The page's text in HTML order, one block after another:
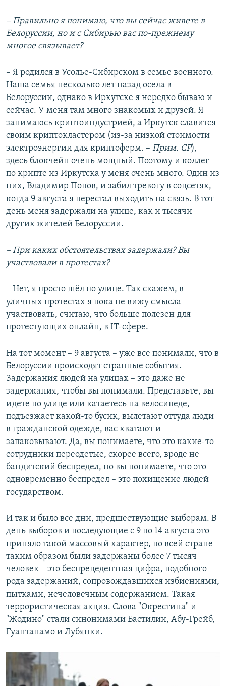
– Правильно я понимаю, что вы сейчас живете в
Белоруссии, но и с Сибирью вас по-прежнему
многое связывает?
– Я родился в Усолье-Сибирском в семье военного.
Наша семья несколько лет назад осела в
Белоруссии, однако в Иркутске я нередко бываю и
сейчас. У меня там много знакомых и друзей. Я
занимаюсь криптоиндустрией, а Иркутск славится
своим криптокластером (из-за низкой стоимости
электроэнергии для криптоферм. – Прим. СР),
здесь блокчейн очень мощный. Поэтому и коллег
по крипте из Иркутска у меня очень много. Один из
них, Владимир Попов, и забил тревогу в соцсетях,
когда 9 августа я перестал выходить на связь. В тот
день меня задержали на улице, как и тысячи
других жителей Белоруссии.
– При каких обстоятельствах задержали? Вы
участвовали в протестах?
– Нет, я просто шёл по улице. Так скажем, в
уличных протестах я пока не вижу смысла
участвовать, считаю, что больше полезен для
протестующих онлайн, в IT-сфере.
На тот момент – 9 августа – уже все понимали, что в
Белоруссии происходят странные события.
Задержания людей на улицах – это даже не
задержания, чтобы вы понимали. Представьте, вы
идете по улице или катаетесь на велосипеде,
подъезжает какой-то бусик, вылетают оттуда люди
в гражданской одежде, вас хватают и
запаковывают. Да, вы понимаете, что это какие-то
сотрудники переодетые, скорее всего, вроде не
бандитский беспредел, но вы понимаете, что это
одновременно беспредел – это похищение людей
государством.
И так и было все дни, предшествующие выборам. В
день выборов и последующие с 9 по 14 августа это
приняло такой массовый характер, по всей стране
таким образом были задержаны более 7 тысяч
человек – это беспрецедентная цифра, подобного
рода задержаний, сопровождавшихся избиениями,
пытками, нечеловечным содержанием. Такая
террористическая акция. Слова "Окрестина" и
"Жодино" стали синонимами Бастилии, Абу-Грейб,
Гуантанамо и Лубянки.